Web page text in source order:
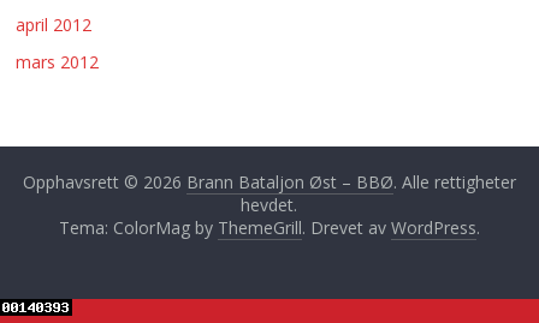
april 2012
mars 2012
Opphavsrett © 2026 Brann Bataljon Øst – BBØ. Alle rettigheter
hevdet.
Tema: ColorMag by ThemeGrill. Drevet av WordPress.